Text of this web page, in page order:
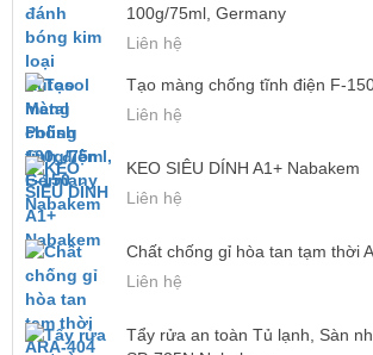
100g/75ml, Germany
Liên hệ
Tạo màng chống tĩnh điện F-
Liên hệ
KEO SIÊU DÍNH A1+ Nabakem
Liên hệ
Chất chống gỉ hòa tan tạm thời
Liên hệ
Tẩy rửa an toàn Tủ lạnh, Sàn